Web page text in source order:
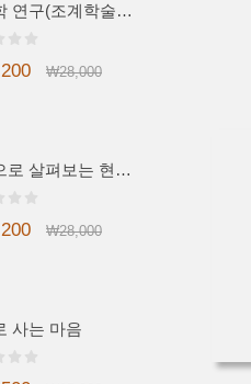
탄허학 연구(조계학술총서3)
₩28,000
쟁점으로 살펴보는 현대 간화선
₩28,000
사는 마음